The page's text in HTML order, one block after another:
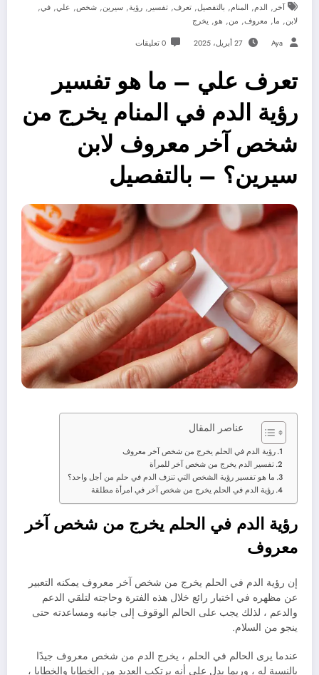
آخر , الدم, المنام, بالتفصيل, تعرف, تفسير , رؤية, سيرين, شخص, علي, في,
لابن, ما, معروف, من, هو, يخرج
Aya 27 أبريل، 2025 0 تعليقات
تعرف علي – ما هو تفسير
رؤية الدم في المنام يخرج من
شخص آخر معروف لابن
سيرين؟ – بالتفصيل
عناصر المقال
رؤية الدم في الحلم يخرج من شخص آخر معروف
تفسير الدم يخرج من شخص آخر للمرأة
ما هو تفسير رؤية الشخص التي تنزف الدم في حلم من أجل واحد؟
رؤية الدم في الحلم يخرج من شخص آخر في امرأة مطلقة
رؤية الدم في الحلم يخرج من شخص آخر
معروف
إن رؤية الدم في الحلم يخرج من شخص آخر معروف يمكنه التعبير
عن مظهره في اختبار رائع خلال هذه الفترة وحاجته لتلقي الدعم
والدعم ، لذلك يجب على الحالم الوقوف إلى جانبه ومساعدته حتى
ينجو من السلام.
عندما يرى الحالم في الحلم ، يخرج الدم من شخص معروف جيدًا
بالنسبة له ، وربما يدل على أنه يرتكب العديد من الخطايا والخطايا ،